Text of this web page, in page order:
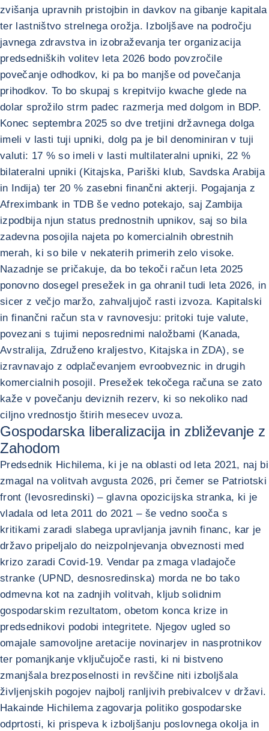
zvišanja upravnih pristojbin in davkov na gibanje kapitala
ter lastništvo strelnega orožja. Izboljšave na področju
javnega zdravstva in izobraževanja ter organizacija
predsedniških volitev leta 2026 bodo povzročile
povečanje odhodkov, ki pa bo manjše od povečanja
prihodkov. To bo skupaj s krepitvijo kwache glede na
dolar sprožilo strm padec razmerja med dolgom in BDP.
Konec septembra 2025 so dve tretjini državnega dolga
imeli v lasti tuji upniki, dolg pa je bil denominiran v tuji
valuti: 17 % so imeli v lasti multilateralni upniki, 22 %
bilateralni upniki (Kitajska, Pariški klub, Savdska Arabija
in Indija) ter 20 % zasebni finančni akterji. Pogajanja z
Afreximbank in TDB še vedno potekajo, saj Zambija
izpodbija njun status prednostnih upnikov, saj so bila
zadevna posojila najeta po komercialnih obrestnih
merah, ki so bile v nekaterih primerih zelo visoke.
Nazadnje se pričakuje, da bo tekoči račun leta 2025
ponovno dosegel presežek in ga ohranil tudi leta 2026, in
sicer z večjo maržo, zahvaljujoč rasti izvoza. Kapitalski
in finančni račun sta v ravnovesju: pritoki tuje valute,
povezani s tujimi neposrednimi naložbami (Kanada,
Avstralija, Združeno kraljestvo, Kitajska in ZDA), se
izravnavajo z odplačevanjem evroobveznic in drugih
komercialnih posojil. Presežek tekočega računa se zato
kaže v povečanju deviznih rezerv, ki so nekoliko nad
ciljno vrednostjo štirih mesecev uvoza.
Gospodarska liberalizacija in zbliževanje z
Zahodom
Predsednik Hichilema, ki je na oblasti od leta 2021, naj bi
zmagal na volitvah avgusta 2026, pri čemer se Patriotski
front (levosredinski) – glavna opozicijska stranka, ki je
vladala od leta 2011 do 2021 – še vedno sooča s
kritikami zaradi slabega upravljanja javnih financ, kar je
državo pripeljalo do neizpolnjevanja obveznosti med
krizo zaradi Covid-19. Vendar pa zmaga vladajoče
stranke (UPND, desnosredinska) morda ne bo tako
odmevna kot na zadnjih volitvah, kljub solidnim
gospodarskim rezultatom, obetom konca krize in
predsednikovi podobi integritete. Njegov ugled so
omajale samovoljne aretacije novinarjev in nasprotnikov
ter pomanjkanje vključujoče rasti, ki ni bistveno
zmanjšala brezposelnosti in revščine niti izboljšala
življenjskih pogojev najbolj ranljivih prebivalcev v državi.
Hakainde Hichilema zagovarja politiko gospodarske
odprtosti, ki prispeva k izboljšanju poslovnega okolja in